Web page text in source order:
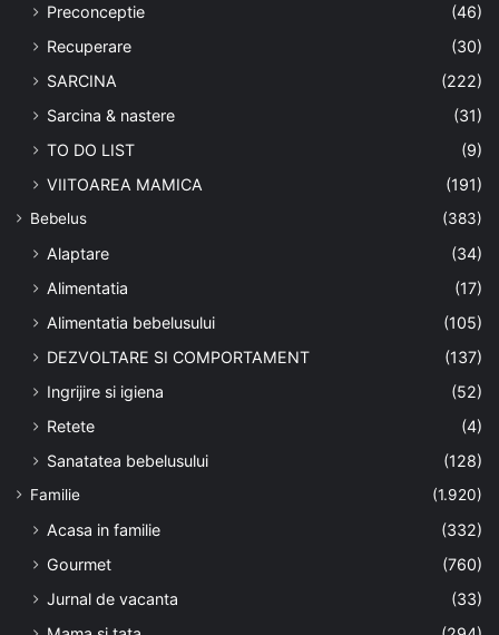
Preconceptie
(46)
Recuperare
(30)
SARCINA
(222)
Sarcina & nastere
(31)
TO DO LIST
(9)
VIITOAREA MAMICA
(191)
Bebelus (383)
Alaptare
(34)
Alimentatia
(17)
Alimentatia bebelusului
(105)
DEZVOLTARE SI COMPORTAMENT
(137)
Ingrijire si igiena
(52)
Retete
(4)
Sanatatea bebelusului
(128)
Familie (1.920)
Acasa in familie
(332)
Gourmet
(760)
Jurnal de vacanta
(33)